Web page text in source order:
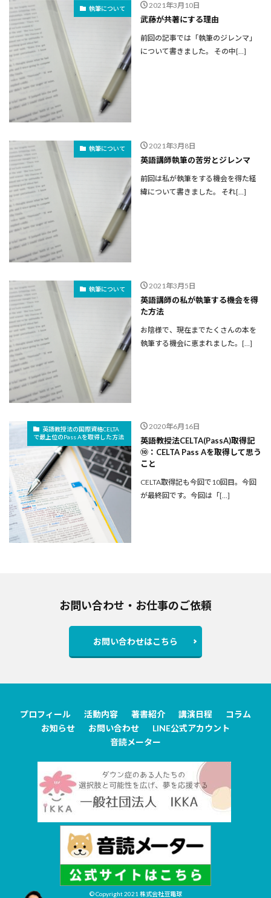
執筆について 2021年3月10日
武藤が共著にする理由
前回の記事では「執筆のジレンマ」
について書きました。 その中[…]
執筆について 2021年3月8日
英語講師執筆の苦労とジレンマ
前回は私が執筆をする機会を得た経
緯について書きました。 それ[…]
執筆について 2021年3月5日
英語講師の私が執筆する機会を得
た方法
お陰様で、現在までたくさんの本を
執筆する機会に恵まれました。[…]
英語教授法の国際資格CELTA
で最上位のPass Aを取得した方法
2020年6月16日
英語教授法CELTA(PassA)取得記
⑩：CELTA Pass Aを取得して思う
こと
CELTA取得記も今回で10回目。今回
が最終回です。今回は「[…]
お問い合わせ・お仕事のご依頼
お問い合わせはこちら
プロフィール 活動内容 著書紹介 講演日程
コラム
お知らせ
お問い合わせ
LINE公式アカウント
音読メーター
© Copyright 2021 株式会社豆電球